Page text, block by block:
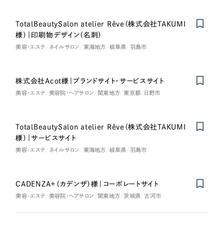
TotalBeautySalon atelier Rêve（株式会社TAKUMI
様）｜印刷物デザイン（名刺）
美容・エステ ネイルサロン 東海地方 岐阜県 羽島市
株式会社Acot様｜ブランドサイト・サービスサイト
美容・エステ 美容院・ヘアサロン 関東地方 東京都 日野市
TotalBeautySalon atelier Rêve（株式会社TAKUMI
様）｜サービスサイト
美容・エステ ネイルサロン 東海地方 岐阜県 羽島市
CADENZA+（カデンザ）様｜コーポレートサイト
美容・エステ 美容院・ヘアサロン 関東地方 茨城県 古河市